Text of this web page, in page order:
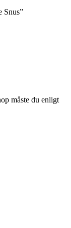
Snus”
måste du enligt